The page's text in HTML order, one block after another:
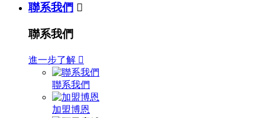
聯系我們 
聯系我們
進一步了解 
聯系我們
加盟博恩